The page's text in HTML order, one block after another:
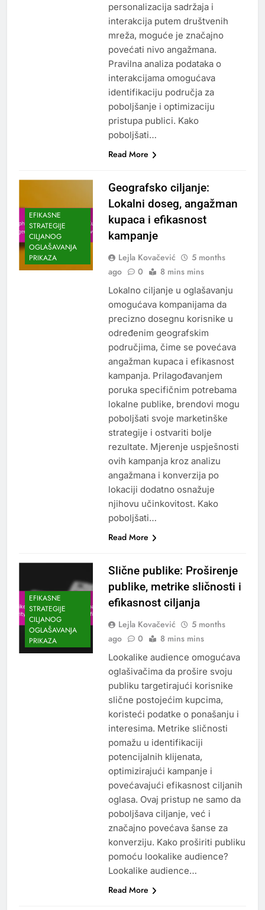
personalizacija sadržaja i
interakcija putem društvenih
mreža, moguće je značajno
povećati nivo angažmana.
Pravilna analiza podataka o
interakcijama omogućava
identifikaciju područja za
poboljšanje i optimizaciju
pristupa publici. Kako
poboljšati…
Read More
EFIKASNE
STRATEGIJE
CILJANOG
OGLAŠAVANJA
PRIKAZA
Geografsko ciljanje:
Lokalni doseg, angažman
kupaca i efikasnost
kampanje
Lejla Kovačević
5 months
ago
0 8 mins mins
Lokalno ciljanje u oglašavanju
omogućava kompanijama da
precizno dosegnu korisnike u
određenim geografskim
područjima, čime se povećava
angažman kupaca i efikasnost
kampanja. Prilagođavanjem
poruka specifičnim potrebama
lokalne publike, brendovi mogu
poboljšati svoje marketinške
strategije i ostvariti bolje
rezultate. Mjerenje uspješnosti
ovih kampanja kroz analizu
angažmana i konverzija po
lokaciji dodatno osnažuje
njihovu učinkovitost. Kako
poboljšati…
Read More
EFIKASNE
STRATEGIJE
CILJANOG
OGLAŠAVANJA
PRIKAZA
Slične publike: Proširenje
publike, metrike sličnosti i
efikasnost ciljanja
Lejla Kovačević
5 months
ago
0 8 mins mins
Lookalike audience omogućava
oglašivačima da prošire svoju
publiku targetirajući korisnike
slične postojećim kupcima,
koristeći podatke o ponašanju i
interesima. Metrike sličnosti
pomažu u identifikaciji
potencijalnih klijenata,
optimizirajući kampanje i
povećavajući efikasnost ciljanih
oglasa. Ovaj pristup ne samo da
poboljšava ciljanje, već i
značajno povećava šanse za
konverziju. Kako proširiti publiku
pomoću lookalike audience?
Lookalike audience…
Read More